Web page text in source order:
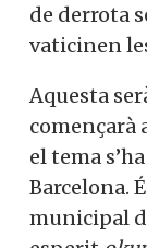
de derrota
vaticinen
Aquesta
començarà
el tema
Barcelona.
municipal